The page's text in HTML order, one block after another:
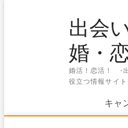
出会
婚・
婚活！恋活！ -
役立つ情報サイ
キャ